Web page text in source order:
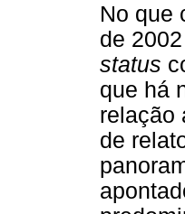
No que
de
status
que há
relação
de